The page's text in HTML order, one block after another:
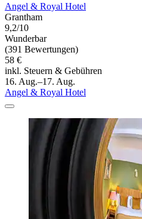
Angel & Royal Hotel
Grantham
9,2/10
Wunderbar
(391 Bewertungen)
58 €
inkl. Steuern & Gebühren
16. Aug.–17. Aug.
Angel & Royal Hotel